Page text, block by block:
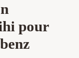
pour